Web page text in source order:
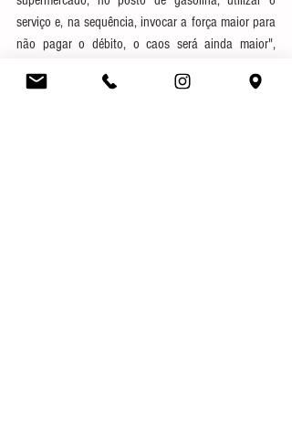
serviço e, na sequência, invocar a força maior para
não pagar o débito, o caos será ainda maior",
pleiteada.